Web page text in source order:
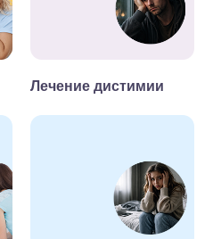
Лечение дистимии